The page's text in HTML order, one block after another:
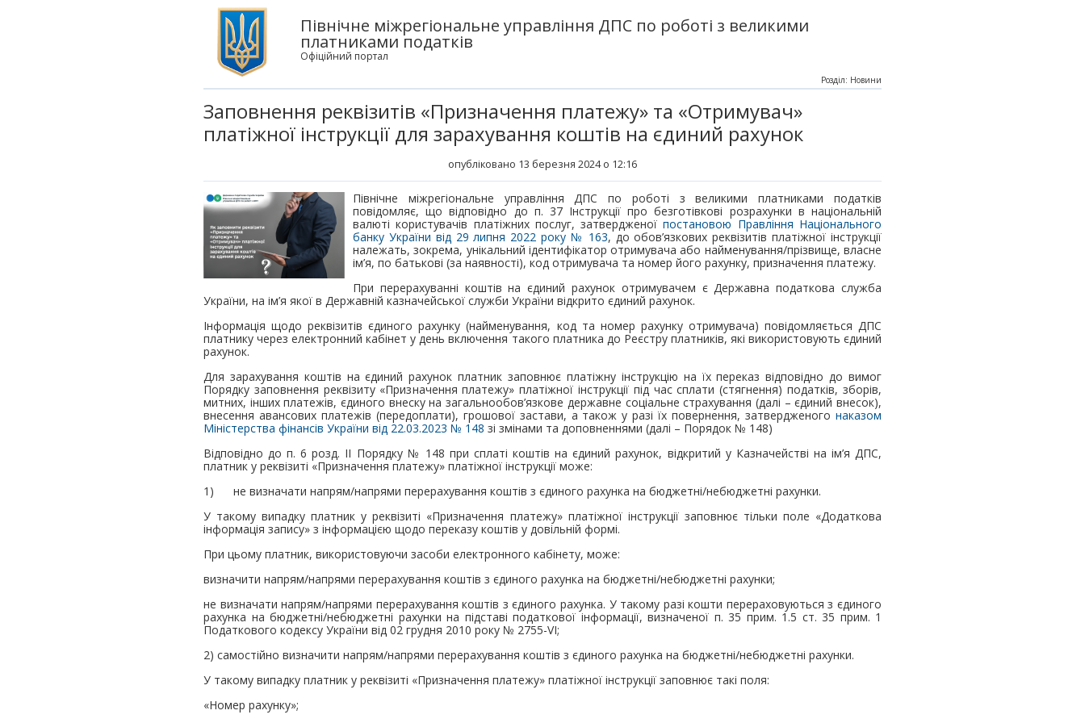
Північне міжрегіональне управління ДПС по роботі з великими
платниками податків
Офіційний портал
Заповнення реквізитів «Призначення платежу» та «Отримувач»
платіжної інструкції для зарахування коштів на єдиний рахунок
опубліковано 13 березня 2024 о 12:16
Розділ: Новини
Північне міжрегіональне управління ДПС по роботі з великими платниками податків
повідомляє, що відповідно до п. 37 Інструкції про безготівкові розрахунки в національній
валюті користувачів платіжних послуг, затвердженоїпостановою Правління Національного
банку України від 29 липня 2022 року № 163, до обов’язкових реквізитів платіжної інструкції
належать, зокрема, унікальний ідентифікатор отримувача або найменування/прізвище, власне
ім’я, по батькові (за наявності), код отримувача та номер його рахунку, призначення платежу.
При перерахуванні коштів на єдиний рахунок отримувачем є Державна податкова служба
України, на ім’я якої в Державній казначейської служби України відкрито єдиний рахунок.
Інформація щодо реквізитів єдиного рахунку (найменування, код та номер рахунку отримувача) повідомляється ДПС
платнику через електронний кабінет у день включення такого платника до Реєстру платників, які використовують єдиний
рахунок.
Для зарахування коштів на єдиний рахунок платник заповнює платіжну інструкцію на їх переказ відповідно до вимог
Порядку заповнення реквізиту «Призначення платежу» платіжної інструкції під час сплати (стягнення) податків, зборів,
митних, інших платежів, єдиного внеску на загальнообов’язкове державне соціальне страхування (далі – єдиний внесок),
внесення авансових платежів (передоплати), грошової застави, а також у разі їх повернення, затвердженого наказом
Міністерства фінансів України від 22.03.2023 № 148 зі змінами та доповненнями (далі – Порядок № 148)
Відповідно до п. 6 розд. ІІ Порядку № 148 при сплаті коштів на єдиний рахунок, відкритий у Казначействі на ім’я ДПС,
платник у реквізиті «Призначення платежу» платіжної інструкції може:
1) не визначати напрям/напрями перерахування коштів з єдиного рахунка на бюджетні/небюджетні рахунки.
У такому випадку платник у реквізиті «Призначення платежу» платіжної інструкції заповнює тільки поле «Додаткова
інформація запису» з інформацією щодо переказу коштів у довільній формі.
При цьому платник, використовуючи засоби електронного кабінету, може:
визначити напрям/напрями перерахування коштів з єдиного рахунка на бюджетні/небюджетні рахунки;
не визначати напрям/напрями перерахування коштів з єдиного рахунка. У такому разі кошти перераховуються з єдиного
рахунка на бюджетні/небюджетні рахунки на підставі податкової інформації, визначеної п. 35 прим. 1.5 ст. 35 прим. 1
Податкового кодексу України від 02 грудня 2010 року № 2755-VI;
2) самостійно визначити напрям/напрями перерахування коштів з єдиного рахунка на бюджетні/небюджетні рахунки.
У такому випадку платник у реквізиті «Призначення платежу» платіжної інструкції заповнює такі поля:
«Номер рахунку»;